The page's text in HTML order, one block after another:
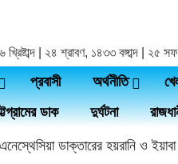
| ২৪ শ্রাবণ, ১৪৩৩ বঙ্গাব্দ | ২৫
প্রবাসী অর্থনীতি
ডাক দুর্ঘটনা
ডাক্তারের হয়রানি ও